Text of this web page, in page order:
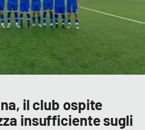
il club ospite
insufficiente sugli